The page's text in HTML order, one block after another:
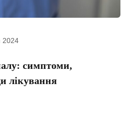
2024
симптоми,
лікування